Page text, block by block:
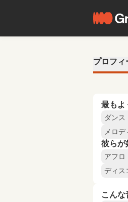
プロフィ
最もよ
ダンス
メロ
彼らが
アフロ
ディス
こん